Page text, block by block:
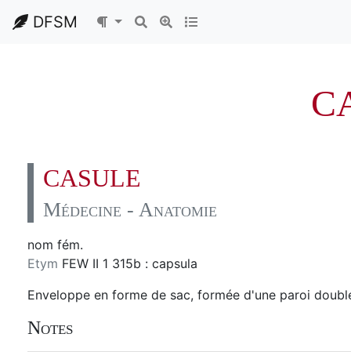
DFSM
CASULE
Médecine - Anatomie
nom fém.
Etym FEW II 1 315b : capsula
Enveloppe en forme de sac, formée d'une paroi
Notes